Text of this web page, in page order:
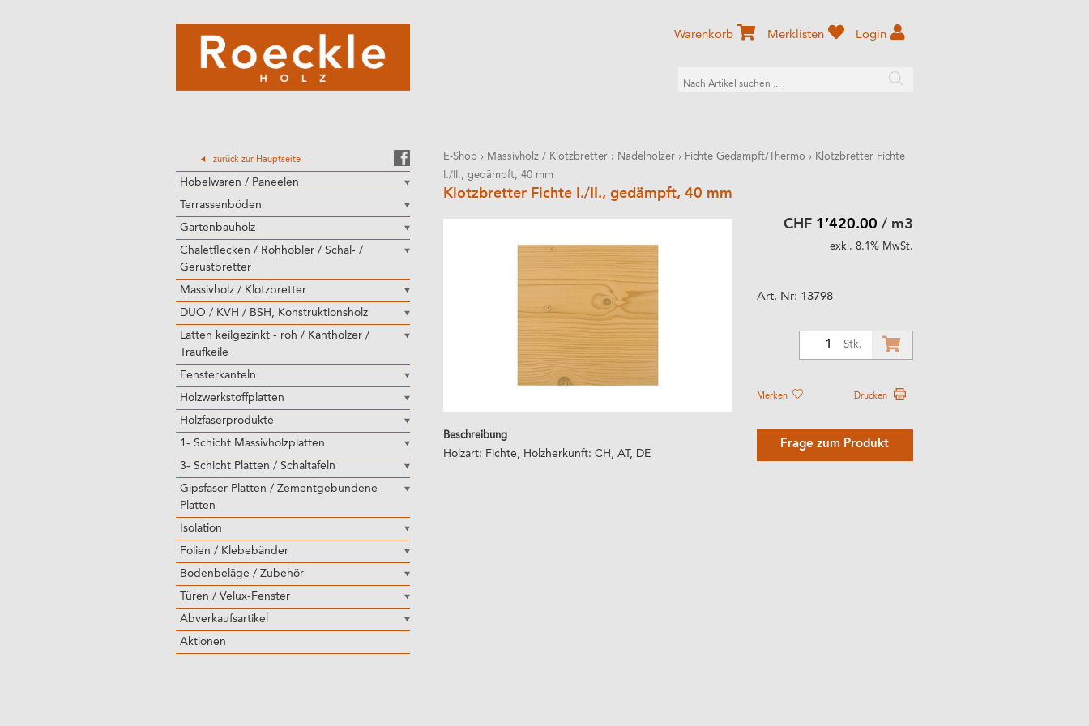
zurück zur Hauptseite
Hobelwaren / Paneelen
Terrassenböden
Gartenbauholz
Chaletflecken / Rohhobler / Schal- /
Gerüstbretter
Massivholz / Klotzbretter
DUO / KVH / BSH, Konstruktionsholz
Latten keilgezinkt - roh / Kanthölzer /
Traufkeile
Fensterkanteln
Holzwerkstoffplatten
Holzfaserprodukte
1- Schicht Massivholzplatten
3- Schicht Platten / Schaltafeln
Gipsfaser Platten / Zementgebundene
Platten
Isolation
Folien / Klebebänder
Bodenbeläge / Zubehör
Türen / Velux-Fenster
Abverkaufsartikel
Aktionen
Warenkorb Merklisten Login
E-Shop › Massivholz / Klotzbretter › Nadelhölzer › Fichte Gedämpft/Thermo › Klotzbretter Fichte
I./II., gedämpft, 40 mm
Klotzbretter Fichte I./II., gedämpft, 40 mm
Beschreibung
Holzart: Fichte, Holzherkunft: CH, AT, DE
CHF 1’420.00 / m3
exkl. 8.1% MwSt.
Art. Nr: 13798
Stk.
Merken Drucken
Frage zum Produkt